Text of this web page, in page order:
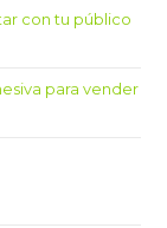
con tu público
para vender